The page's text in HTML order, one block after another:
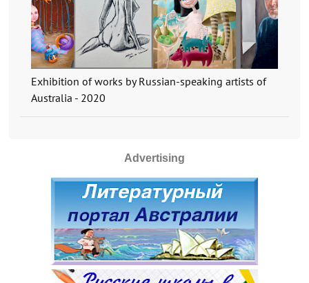
Exhibition of works by Russian-speaking artists of
Australia - 2020
Advertising